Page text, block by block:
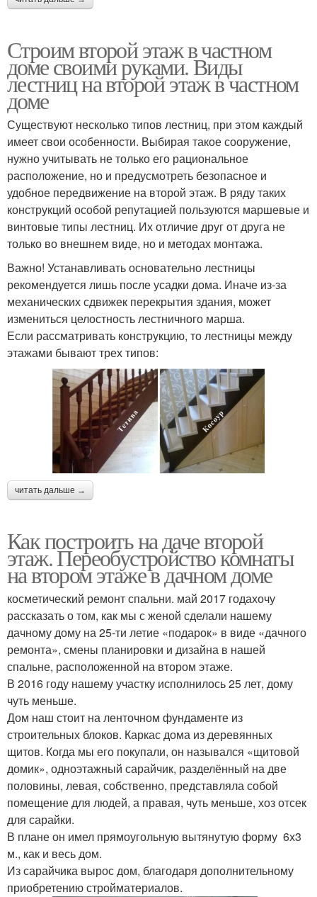
Строим второй этаж в частном
доме своими руками. Виды
лестниц на второй этаж в частном
доме
Существуют несколько типов лестниц, при этом каждый
имеет свои особенности. Выбирая такое сооружение,
нужно учитывать не только его рациональное
расположение, но и предусмотреть безопасное и
удобное передвижение на второй этаж. В ряду таких
конструкций особой репутацией пользуются маршевые и
винтовые типы лестниц. Их отличие друг от друга не
только во внешнем виде, но и методах монтажа.
Важно! Устанавливать основательно лестницы
рекомендуется лишь после усадки дома. Иначе из-за
механических сдвижек перекрытия здания, может
измениться целостность лестничного марша.
Если рассматривать конструкцию, то лестницы между
этажами бывают трех типов:
читать дальше →
Как построить на даче второй
этаж. Переобустройство комнаты
на втором этаже в дачном доме
косметический ремонт спальни. май 2017 годахочу
рассказать о том, как мы с женой сделали нашему
дачному дому на 25-ти летие «подарок» в виде «дачного
ремонта», смены планировки и дизайна в нашей
спальне, расположенной на втором этаже.
В 2016 году нашему участку исполнилось 25 лет, дому
чуть меньше.
Дом наш стоит на ленточном фундаменте из
строительных блоков. Каркас дома из деревянных
щитов. Когда мы его покупали, он назывался «щитовой
домик», одноэтажный сарайчик, разделённый на две
половины, левая, собственно, представляла собой
помещение для людей, а правая, чуть меньше, хоз отсек
для сарайки.
В плане он имел прямоугольную вытянутую форму 6х3
м., как и весь дом.
Из сарайчика вырос дом, благодаря дополнительному
приобретению стройматериалов.